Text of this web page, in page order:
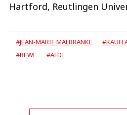
Hartford, Reutlingen
#JEAN-MARIE MALBRANKE
#REWE
#ALDI